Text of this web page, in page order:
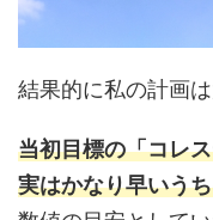
結果的に私の計画は
当初目標の「コレ
実はかなり早いう